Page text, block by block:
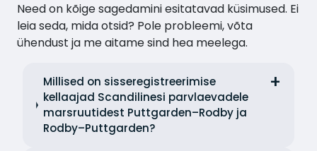
Need on kõige sagedamini esitatavad küsimused. Ei
leia seda, mida otsid? Pole probleemi, võta
ühendust ja me aitame sind hea meelega.
Millised on sisseregistreerimise
kellaajad Scandilinesi parvlaevadele
marsruutidest Puttgarden–Rodby ja
Rodby–Puttgarden?